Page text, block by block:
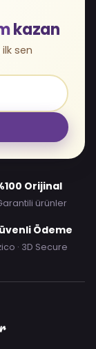
kazan
sen
Orijinal
ürünler
Ödeme
· 3D Secure